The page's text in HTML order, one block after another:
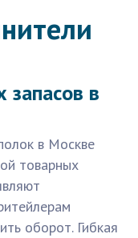
запасов в
в Москве
товарных
оборот. Гибкая